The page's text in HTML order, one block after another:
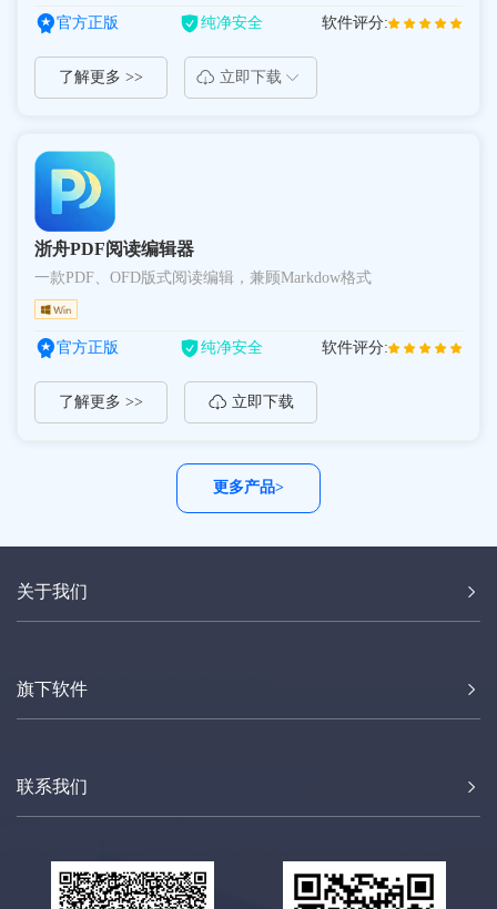
官方正版 纯净安全 软件评分:
了解更多 >> 立即下载
浙舟PDF阅读编辑器
一款PDF、OFD版式阅读编辑，兼顾Markdow格式
官方正版 纯净安全 软件评分:
了解更多 >> 立即下载
更多产品>
关于我们
旗下软件
联系我们